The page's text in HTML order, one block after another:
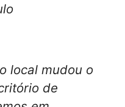
local mudou o
de